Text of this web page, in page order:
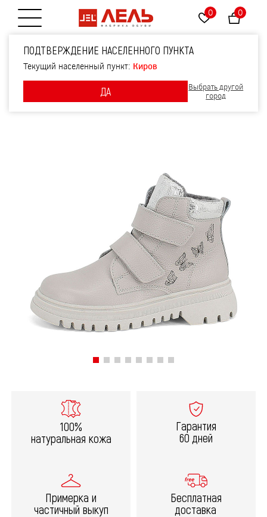
Открытие меню 0 0
ПОДТВЕРЖДЕНИЕ НАСЕЛЕННОГО ПУНКТА
Текущий населенный пункт: Киров
ДА
Выбрать другой
город
Ботинки, артикул 2274,
цвет св.серый
100%
натуральная кожа
Гарантия
60 дней
Примерка и
частичный выкуп
Бесплатная
доставка